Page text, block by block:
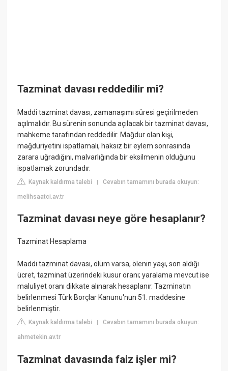
Tazminat davası reddedilir mi?
Maddi tazminat davası, zamanaşımı süresi geçirilmeden
açılmalıdır. Bu sürenin sonunda açılacak bir tazminat davası,
mahkeme tarafından reddedilir. Mağdur olan kişi,
mağduriyetini ispatlamalı, haksız bir eylem sonrasında
zarara uğradığını, malvarlığında bir eksilmenin olduğunu
ispatlamak zorundadır.
Kaynak kaldırma talebi |Cevabın tamamını burada okuyun:
melihsaatci.av.tr
Tazminat davası neye göre hesaplanır?
Tazminat Hesaplama
Maddi tazminat davası, ölüm varsa, ölenin yaşı, son aldığı
ücret, tazminat üzerindeki kusur oranı; yaralama mevcut ise
maluliyet oranı dikkate alınarak hesaplanır. Tazminatın
belirlenmesi Türk Borçlar Kanunu'nun 51. maddesine
belirlenmiştir.
Kaynak kaldırma talebi |Cevabın tamamını burada okuyun:
ahmetekin.av.tr
Tazminat davasında faiz işler mi?